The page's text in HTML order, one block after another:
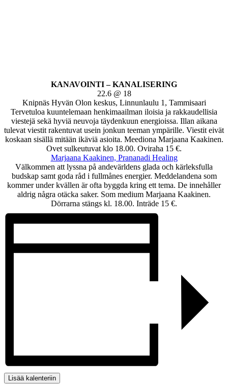
KANAVOINTI – KANALISERING
22.6 @ 18
Knipnäs Hyvän Olon keskus, Linnunlaulu 1, Tammisaari
Tervetuloa kuuntelemaan henkimaailman iloisia ja rakkaudellisia
viestejä sekä hyviä neuvoja täydenkuun energioissa. Illan aikana
tulevat viestit rakentuvat usein jonkun teeman ympärille. Viestit eivät
koskaan sisällä mitään ikäviä asioita. Meediona Marjaana Kaakinen.
Ovet sulkeutuvat klo 18.00. Oviraha 15 €.
Marjaana Kaakinen, Prananadi Healing
Välkommen att lyssna på andevärldens glada och kärleksfulla
budskap samt goda råd i fullmånes energier. Meddelandena som
kommer under kvällen är ofta byggda kring ett tema. De innehåller
aldrig några otäcka saker. Som medium Marjaana Kaakinen.
Dörrarna stängs kl. 18.00. Inträde 15 €.
Lisää kalenteriin